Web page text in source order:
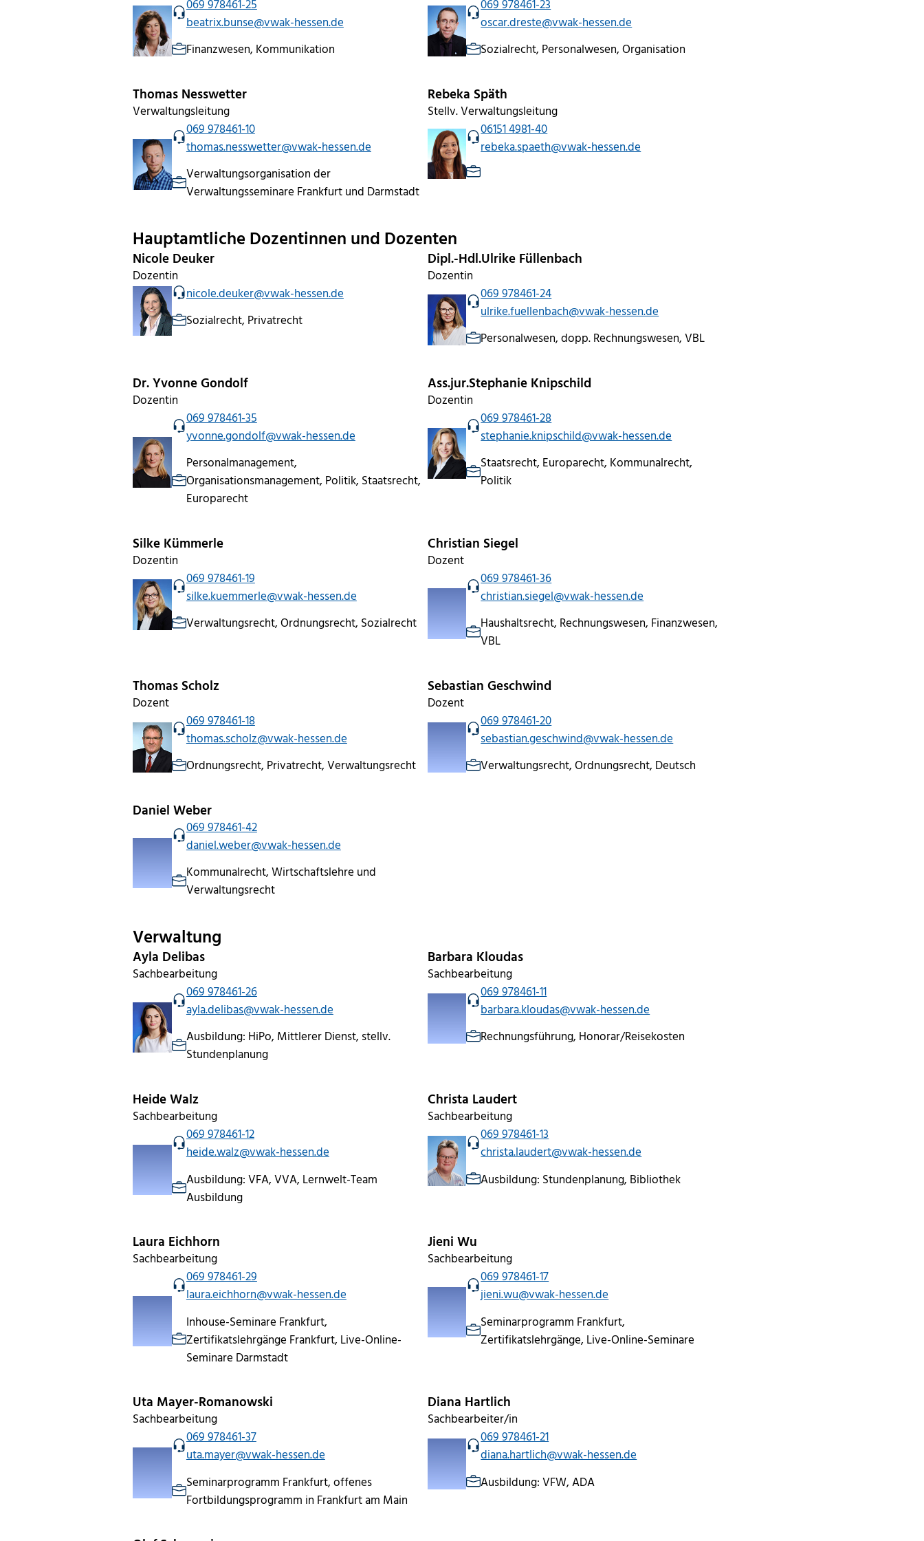
069 978461-25
beatrix.bunse@vwak-hessen.de
Finanzwesen, Kommunikation
069 978461-23
oscar.dreste@vwak-hessen.de
Sozialrecht, Personalwesen, Organisation
Thomas Nesswetter
Verwaltungsleitung
069 978461-10
thomas.nesswetter@vwak-hessen.de
Verwaltungsorganisation der
Verwaltungsseminare Frankfurt und Darmstadt
Rebeka Späth
Stellv. Verwaltungsleitung
06151 4981-40
rebeka.spaeth@vwak-hessen.de
Hauptamtliche Dozentinnen und Dozenten
Nicole Deuker
Dozentin
nicole.deuker@vwak-hessen.de
Sozialrecht, Privatrecht
Dipl.-Hdl.Ulrike Füllenbach
Dozentin
069 978461-24
ulrike.fuellenbach@vwak-hessen.de
Personalwesen, dopp. Rechnungswesen, VBL
Dr. Yvonne Gondolf
Dozentin
069 978461-35
yvonne.gondolf@vwak-hessen.de
Personalmanagement,
Organisationsmanagement, Politik, Staatsrecht,
Europarecht
Ass.jur.Stephanie Knipschild
Dozentin
069 978461-28
stephanie.knipschild@vwak-hessen.de
Staatsrecht, Europarecht, Kommunalrecht,
Politik
Silke Kümmerle
Dozentin
069 978461-19
silke.kuemmerle@vwak-hessen.de
Verwaltungsrecht, Ordnungsrecht, Sozialrecht
Christian Siegel
Dozent
069 978461-36
christian.siegel@vwak-hessen.de
Haushaltsrecht, Rechnungswesen, Finanzwesen,
VBL
Thomas Scholz
Dozent
069 978461-18
thomas.scholz@vwak-hessen.de
Ordnungsrecht, Privatrecht, Verwaltungsrecht
Sebastian Geschwind
Dozent
069 978461-20
sebastian.geschwind@vwak-hessen.de
Verwaltungsrecht, Ordnungsrecht, Deutsch
Daniel Weber
069 978461-42
daniel.weber@vwak-hessen.de
Kommunalrecht, Wirtschaftslehre und
Verwaltungsrecht
Verwaltung
Ayla Delibas
Sachbearbeitung
069 978461-26
ayla.delibas@vwak-hessen.de
Ausbildung: HiPo, Mittlerer Dienst, stellv.
Stundenplanung
Barbara Kloudas
Sachbearbeitung
069 978461-11
barbara.kloudas@vwak-hessen.de
Rechnungsführung, Honorar/Reisekosten
Heide Walz
Sachbearbeitung
069 978461-12
heide.walz@vwak-hessen.de
Ausbildung: VFA, VVA, Lernwelt-Team
Ausbildung
Christa Laudert
Sachbearbeitung
069 978461-13
christa.laudert@vwak-hessen.de
Ausbildung: Stundenplanung, Bibliothek
Laura Eichhorn
Sachbearbeitung
069 978461-29
laura.eichhorn@vwak-hessen.de
Inhouse-Seminare Frankfurt,
Zertifikatslehrgänge Frankfurt, Live-Online-
Seminare Darmstadt
Jieni Wu
Sachbearbeitung
069 978461-17
jieni.wu@vwak-hessen.de
Seminarprogramm Frankfurt,
Zertifikatslehrgänge, Live-Online-Seminare
Uta Mayer-Romanowski
Sachbearbeitung
069 978461-37
uta.mayer@vwak-hessen.de
Seminarprogramm Frankfurt, offenes
Fortbildungsprogramm in Frankfurt am Main
Diana Hartlich
Sachbearbeiter/in
069 978461-21
diana.hartlich@vwak-hessen.de
Ausbildung: VFW, ADA